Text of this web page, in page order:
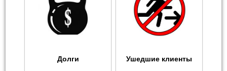
Долги Ушедшие клиенты